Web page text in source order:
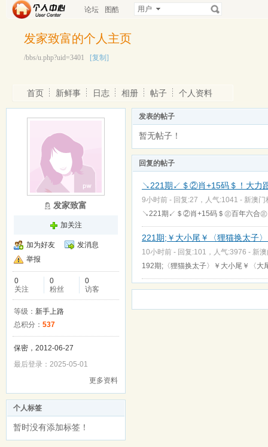
论坛 图酷 用户
发家致富的个人主页
/bbs/u.php?uid=3401 [复制]
首页 新鲜事 日志 相册 帖子 个人资料
发家致富
加关注
加为好友
发消息
举报
0
关注
0
粉丝
0
访客
等级： 新手上路
总积分： 537
保密，2012-06-27
最后登录：2025-05-01
更多资料
个人标签
暂时没有添加标签！
发表的帖子
暂无帖子！
回复的帖子
↘221期↙＄②肖+15码＄！大力
9小时前 - 回复:27，人气:1041 - 新澳门
↘221期↙＄②肖+15码＄㊣百年六合
221期;￥大小尾￥〈狸猫换太子
10小时前 - 回复:101，人气:3976 - 新
192期;〈狸猫换太子〉￥大小尾￥〈